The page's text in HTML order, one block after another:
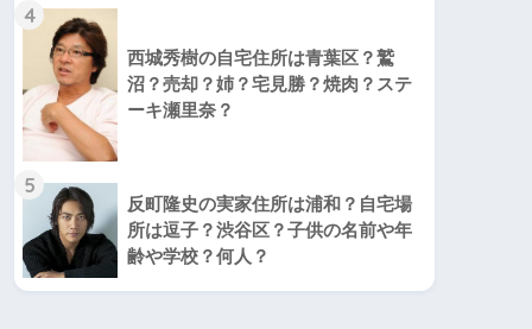
4
西城秀樹の自宅住所は青葉区？鷲
沼？売却？姉？宅見勝？焼肉？ステ
ーキ瀬里奈？
5
反町隆史の実家住所は浦和？自宅場
所は逗子？渋谷区？子供の名前や年
齢や学校？何人？